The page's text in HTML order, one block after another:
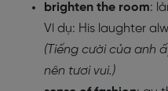
brighten the room:
Ví dụ: His laughter
(Tiếng cười của anh
nên tươi vui.)